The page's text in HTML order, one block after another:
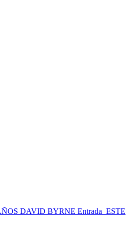
DAVID BYRNE Entrada ESTE